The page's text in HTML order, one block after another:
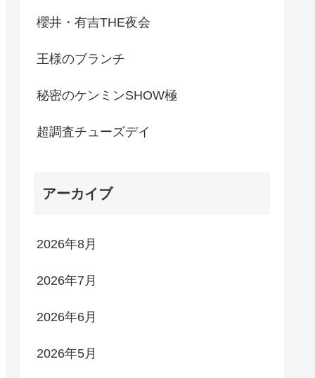
櫻井・有吉THE夜会
王様のブランチ
秘密のケンミンSHOW極
超調査チューズデイ
アーカイブ
2026年8月
2026年7月
2026年6月
2026年5月